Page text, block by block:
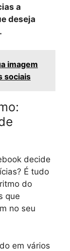
a
deseja
imagem
sociais
decide
É tudo
do
que
no seu
em vários